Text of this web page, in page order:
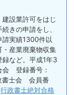
建設業許可をはじ
きの申請をし、
請実績1300件以
・産業廃棄物収集
など。平成1年3
会 登録番号：
書士会 会員番
行政書士絶対合格